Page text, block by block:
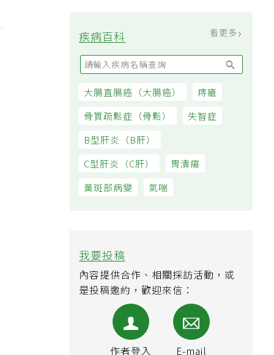
疾病百科
我要投稿
內容提供合作、相關採訪活動，或
是投稿邀約，歡迎來信：